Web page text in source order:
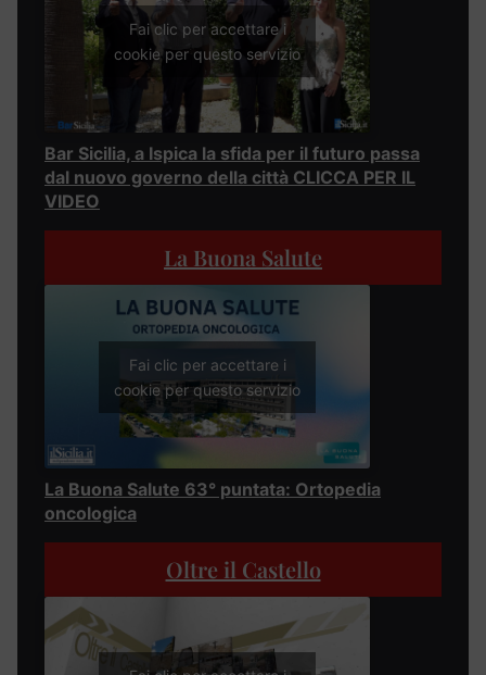
Fai clic per accettare i
cookie per questo servizio
Bar Sicilia, a Ispica la sfida per il futuro passa
dal nuovo governo della città CLICCA PER IL
VIDEO
La Buona Salute
Fai clic per accettare i
cookie per questo servizio
La Buona Salute 63° puntata: Ortopedia
oncologica
Oltre il Castello